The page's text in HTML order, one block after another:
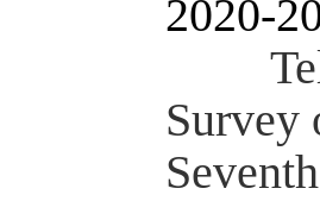
2020-
Survey